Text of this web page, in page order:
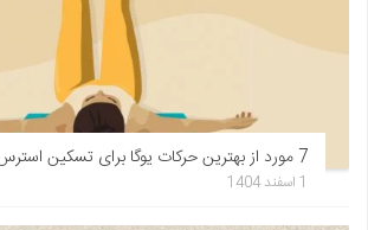
7 مورد از بهترین حرکات یوگا برای تسکین استرس
1 اسفند 1404